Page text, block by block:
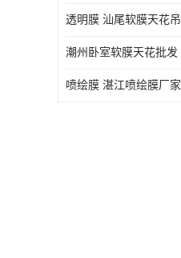
喷绘膜 湛江喷绘膜厂家